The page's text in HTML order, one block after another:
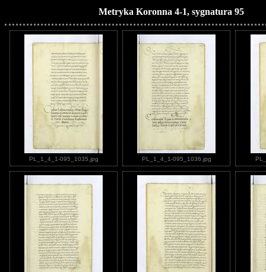
Metryka Koronna 4-1, sygnatura 95
PL_1_4_1-095_1035.jpg PL_1_4_1-095_1036.jpg